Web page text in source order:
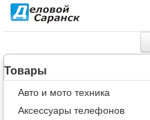
Товары
Авто и мото техника
Аксессуары телефонов